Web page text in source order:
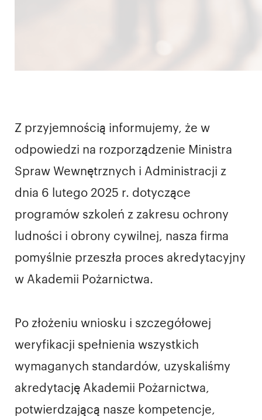
Z przyjemnością informujemy, że w
odpowiedzi na rozporządzenie Ministra
Spraw Wewnętrznych i Administracji z
dnia 6 lutego 2025 r. dotyczące
programów szkoleń z zakresu ochrony
ludności i obrony cywilnej, nasza firma
pomyślnie przeszła proces akredytacyjny
w Akademii Pożarnictwa.
Po złożeniu wniosku i szczegółowej
weryfikacji spełnienia wszystkich
wymaganych standardów, uzyskaliśmy
akredytację Akademii Pożarnictwa,
potwierdzającą nasze kompetencje,